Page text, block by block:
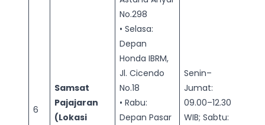
6
Samsat
Pajajaran
(Lokasi
No.298
• Selasa:
Depan
Honda IBRM,
Jl. Cicendo
No.18
• Rabu:
Depan Pasar
Senin–
Jumat:
09.00–12.30
WIB; Sabtu: